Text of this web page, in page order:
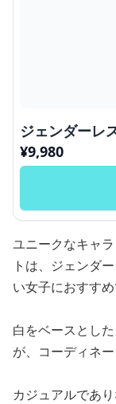
ジェンダーレ
¥9,980
ユニークなキャ
トは、ジェンダ
い女子におすすめ
白をベースとし
が、コーディネ
カジュアルであ